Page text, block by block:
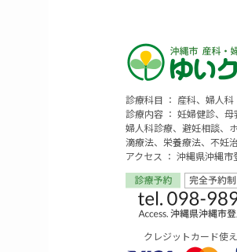
診療科目 ： 産科、婦人科
診療内容 ： 妊婦健診、
婦人科診療、避妊相談、
滴療法、栄養療法、不妊
アクセス ： 沖縄県沖縄
クレジットカード使